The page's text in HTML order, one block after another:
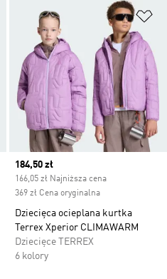
Dodaj do listy życzeń
Current price
184,50 zł
166,05 zł Najniższa cena
369 zł Cena oryginalna
Dziecięca ocieplana kurtka
Terrex Xperior CLIMAWARM
Dziecięce TERREX
6 kolory